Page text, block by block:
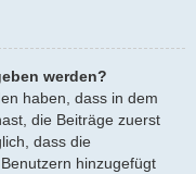
werden?
haben, dass in dem
die Beiträge zuerst
dass die
hinzugefügt